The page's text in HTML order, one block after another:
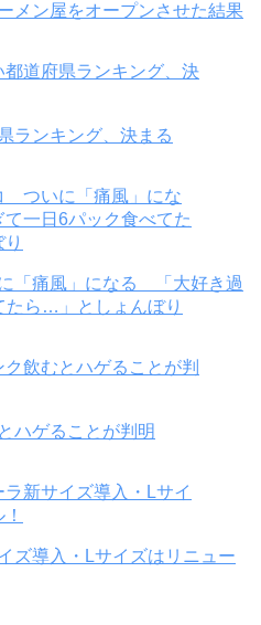
メン屋をオープンさせた結果
ランキング、決まる
「痛風」になる 「大好き過
たら…」としょんぼり
ハゲることが判明
ズ導入・Lサイズはリニュー